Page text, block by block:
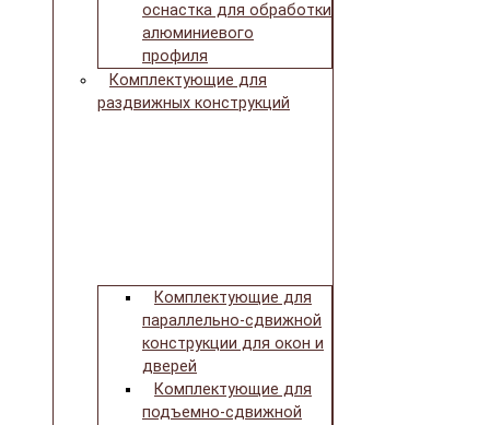
оснастка для обработки
алюминиевого
профиля
Комплектующие для
раздвижных конструкций
Комплектующие для
параллельно-сдвижной
конструкции для окон и
дверей
Комплектующие для
подъемно-сдвижной